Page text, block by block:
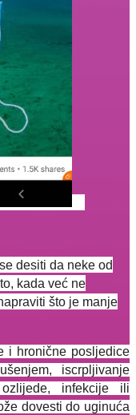
desiti da neke od
kada već ne
što je manje
i hronične posljedice
iscrpljivanje
infekcije ili
dovesti do uginuća